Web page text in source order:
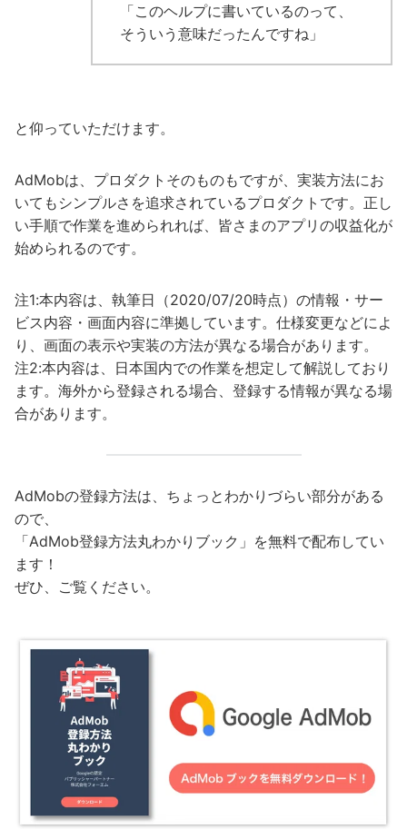
「このヘルプに書いているのって、
そういう意味だったんですね」
と仰っていただけます。
AdMobは、プロダクトそのものもですが、実装方法にお
いてもシンプルさを追求されているプロダクトです。正し
い手順で作業を進められれば、皆さまのアプリの収益化が
始められるのです。
注1:本内容は、執筆日（2020/07/20時点）の情報・サー
ビス内容・画面内容に準拠しています。仕様変更などによ
り、画面の表示や実装の方法が異なる場合があります。
注2:本内容は、日本国内での作業を想定して解説しており
ます。海外から登録される場合、登録する情報が異なる場
合があります。
AdMobの登録方法は、ちょっとわかりづらい部分がある
ので、
「AdMob登録方法丸わかりブック」を無料で配布してい
ます！
ぜひ、ご覧ください。